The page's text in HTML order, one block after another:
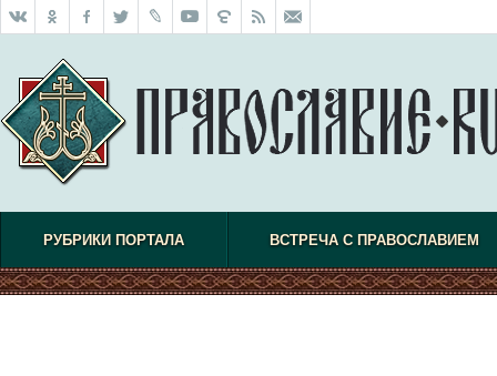
РУБРИКИ ПОРТАЛА ВСТРЕЧА С ПРАВОСЛАВИЕМ